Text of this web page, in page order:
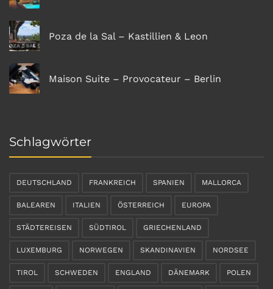
Poza de la Sal – Kastillien & Leon
Maison Suite – Provocateur – Berlin
Schlagwörter
DEUTSCHLAND FRANKREICH SPANIEN MALLORCA
BALEAREN ITALIEN ÖSTERREICH EUROPA
STÄDTEREISEN SÜDTIROL GRIECHENLAND
LUXEMBURG NORWEGEN SKANDINAVIEN NORDSEE
TIROL SCHWEDEN ENGLAND DÄNEMARK POLEN